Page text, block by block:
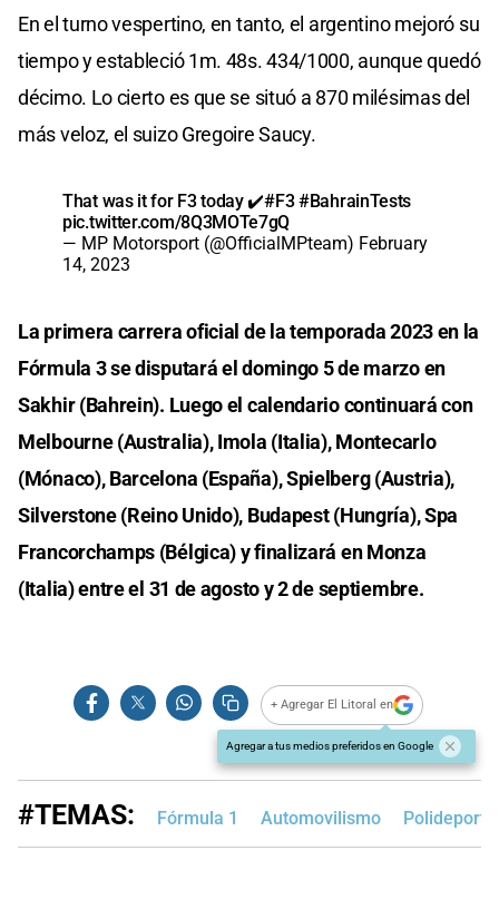
En el turno vespertino, en tanto, el argentino mejoró su
tiempo y estableció 1m. 48s. 434/1000, aunque quedó
décimo. Lo cierto es que se situó a 870 milésimas del
más veloz, el suizo Gregoire Saucy.
That was it for F3 today ✔️#F3#BahrainTests
pic.twitter.com/8Q3MOTe7gQ
— MP Motorsport (@OfficialMPteam) February
14, 2023
La primera carrera oficial de la temporada 2023 en la
Fórmula 3 se disputará el domingo 5 de marzo en
Sakhir (Bahrein). Luego el calendario continuará con
Melbourne (Australia), Imola (Italia), Montecarlo
(Mónaco), Barcelona (España), Spielberg (Austria),
Silverstone (Reino Unido), Budapest (Hungría), Spa
Francorchamps (Bélgica) y finalizará en Monza
(Italia) entre el 31 de agosto y 2 de septiembre.
+ Agregar El Litoral en
Agregar a tus medios preferidos en Google
#TEMAS: Fórmula 1 Automovilismo